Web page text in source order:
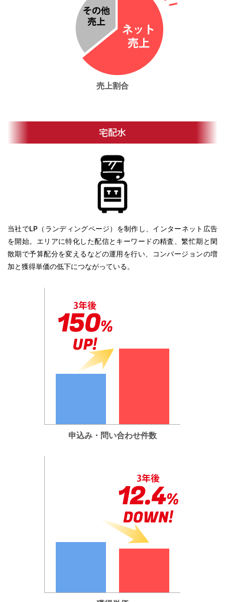
売上割合
宅配水
当社でLP（ランディングページ）を制作し、インターネット広告
を開始。エリアに特化した配信とキーワードの精査、繁忙期と閑
散期で予算配分を変えるなどの運用を行い、コンバージョンの増
加と獲得単価の低下につながっている。
申込み・問い合わせ件数